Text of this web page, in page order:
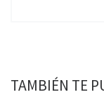
TAMBIÉN TE